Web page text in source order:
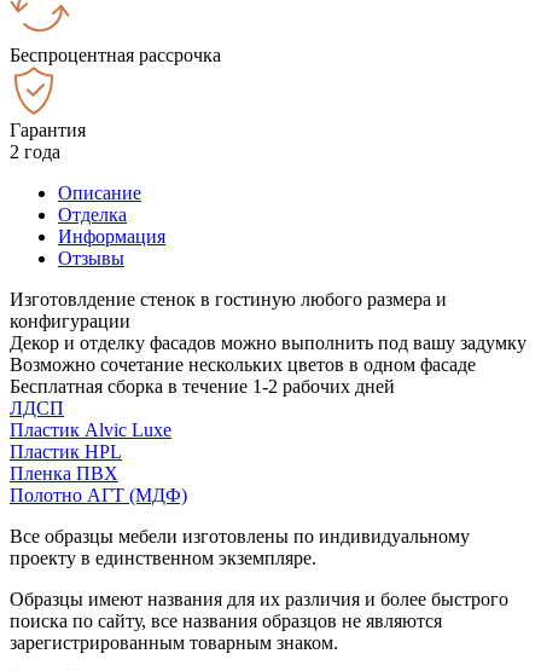
Беспроцентная рассрочка
Гарантия
2 года
Описание
Отделка
Информация
Отзывы
Изготовлдение стенок в гостиную любого размера и
конфигурации
Декор и отделку фасадов можно выполнить под вашу задумку
Возможно сочетание нескольких цветов в одном фасаде
Бесплатная сборка в течение 1-2 рабочих дней
ЛДСП
Пластик Alvic Luxe
Пластик HPL
Пленка ПВХ
Полотно АГТ (МДФ)
Все образцы мебели изготовлены по индивидуальному
проекту в единственном экземпляре.
Образцы имеют названия для их различия и более быстрого
поиска по сайту, все названия образцов не являются
зарегистрированным товарным знаком.